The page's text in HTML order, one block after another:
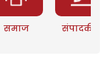
समाज संपादकीय